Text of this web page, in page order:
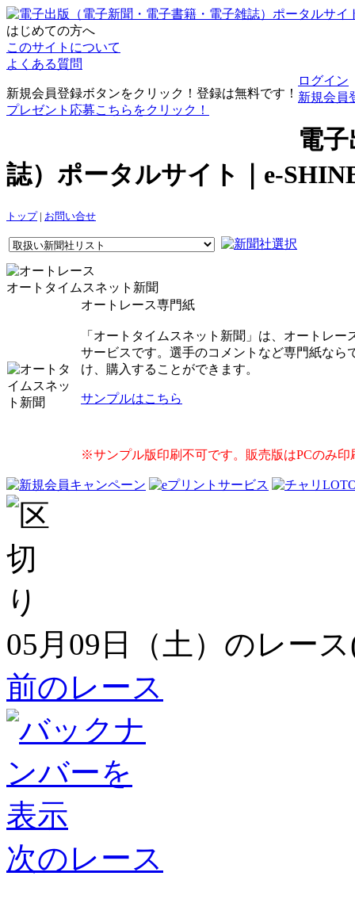
はじめての方へ
このサイトについて
よくある質問
新規会員登録ボタンをクリック！登録は無料です！
プレゼント応募こちらをクリック！
ログイン
新規会員
電
誌）ポータルサイト｜e-
トップ| お問い合せ
オートタイムスネット新聞
オートレース専門紙
「オートタイムスネット新聞」は、オートレ
サービスです。選手のコメントなど専門紙な
け、購入することができます。
サンプルはこちら
※サンプル版印刷不可です。販売版はPCのみ印
05月09日（土）のレー
前のレース
次のレース